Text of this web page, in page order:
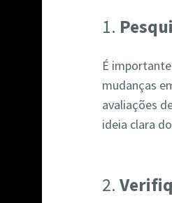
1.
É
mudanças
avaliações
ideia clara
2.